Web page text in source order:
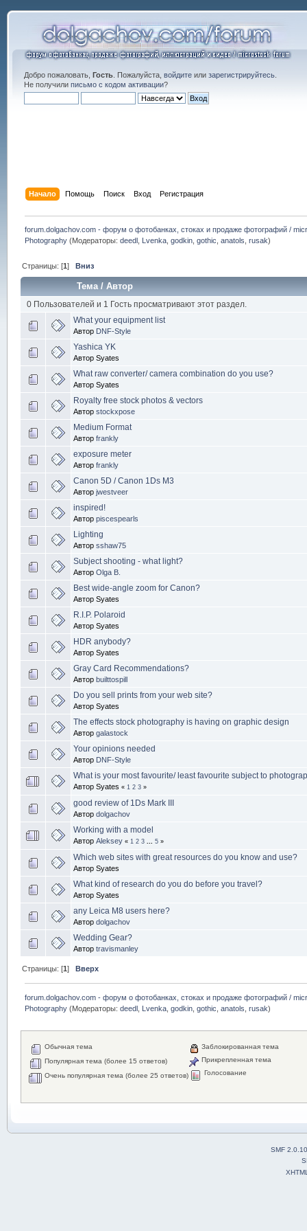
Добро пожаловать, Гость. Пожалуйста, войдитеили зарегистрируйтесь.
Не получили письмо с кодом активации?
Начало Помощь Поиск Вход Регистрация
forum.dolgachov.com - форум о фотобанках, стоках и продаже фотографий /
Photography (Модераторы:deedl Lvenka ,godkin ,gothic ,anatols ,rusak)
Страницы: [1]Вниз
Тема/ Автор
0 Пользователей и 1 Гость просматривают этот раздел.
What your equipment list
Автор DNF-Style
Yashica YK
Автор Syates
What raw converter/ camera combination do you use?
Автор Syates
Royalty free stock photos & vectors
Автор stockxpose
Medium Format
Автор frankly
exposure meter
Автор frankly
Canon 5D / Canon 1Ds M3
Автор jwestveer
inspired!
Автор piscespearls
Lighting
Автор sshaw75
Subject shooting - what light?
Автор Olga B.
Best wide-angle zoom for Canon?
Автор Syates
R.I.P. Polaroid
Автор Syates
HDR anybody?
Автор Syates
Gray Card Recommendations?
Автор builttospill
Do you sell prints from your web site?
Автор Syates
The effects stock photography is having on graphic design
Автор galastock
Your opinions needed
Автор DNF-Style
What is your most favourite/ least favourite subject to
Автор Syates « 1 2 3»
good review of 1Ds Mark III
Автор dolgachov
Working with a model
Автор Aleksey « 1 2 3 5»
Which web sites with great resources do you know and use?
Автор Syates
What kind of research do you do before you travel?
Автор Syates
any Leica M8 users here?
Автор dolgachov
Wedding Gear?
Автор travismanley
Страницы: [1]Вверх
forum.dolgachov.com - форум о фотобанках, стоках и продаже фотографий /
Photography (Модераторы:deedl Lvenka ,godkin ,gothic ,anatols ,rusak)
Обычная тема
Популярная тема (более 15 ответов)
Очень популярная тема (более 25 ответов)
Заблокированная тема
Прикрепленная тема
Голосование
SMF